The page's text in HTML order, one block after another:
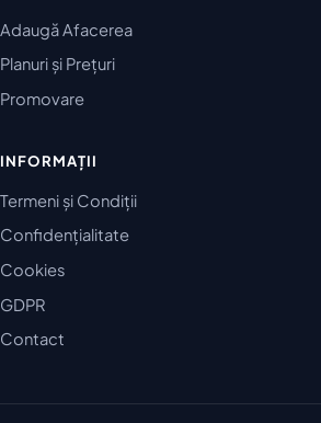
Adaugă Afacerea
Planuri și Prețuri
Promovare
INFORMAȚII
Termeni și Condiții
Confidențialitate
Cookies
GDPR
Contact